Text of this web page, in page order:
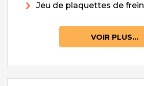
Jeu de plaquettes de frein
VOIR PLUS...